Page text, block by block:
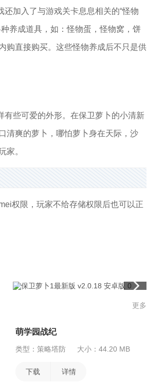
加入了与游戏关卡息息相关的“怪物
养成道具，如：怪物蛋，怪物窝，饼
购直接购买。这些怪物养成后不只是供
有些可爱的外形。在保卫萝卜的小清新
清爽的萝卜，哪怕萝卜身在天际，沙
家。
权限，玩家不给存储权限后也可以正
更多
萌学园战纪
类型：策略塔防 大小：44.20 MB
下载 详情